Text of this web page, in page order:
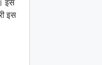
इस
इस